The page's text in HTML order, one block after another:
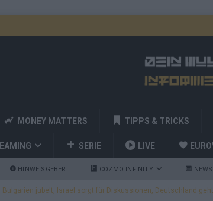
MONEY MATTERS TIPPS & TRICKS
SERIE LIVE
HINWEISGEBER COZMO INFINITY
Bulgarien jubelt, Israel sorgt für Diskussionen, Deutschland geht